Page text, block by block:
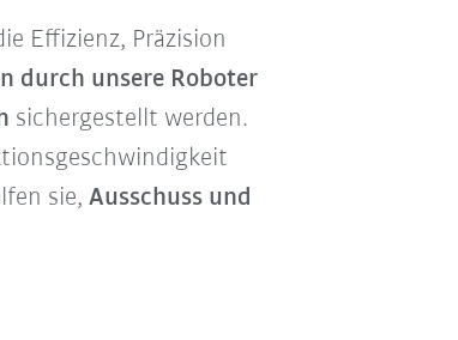
Effizienz, Präzision
durch unsere Roboter
sichergestellt werden.
sie, Ausschuss und